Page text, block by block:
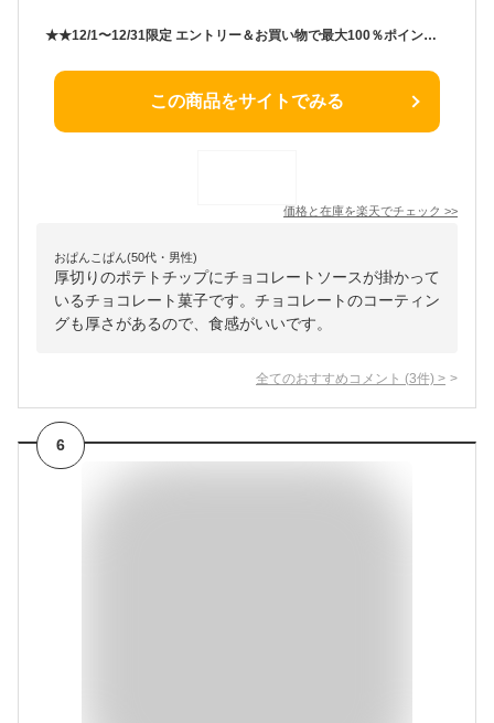
★★12/1〜12/31限定 エントリー＆お買い物で最大100％ポイントバック★★ 【公式】 ROYCE’ ロイズ ポテトチップチョコレート[オリジナル] ランキング受賞 ポテチ ギフト お菓子
この商品をサイトでみる
価格と在庫を楽天でチェック >>
おぱんこぱん(50代・男性)
厚切りのポテトチップにチョコレートソースが掛かって
いるチョコレート菓子です。チョコレートのコーティン
グも厚さがあるので、食感がいいです。
全てのおすすめコメント (3件) >
6